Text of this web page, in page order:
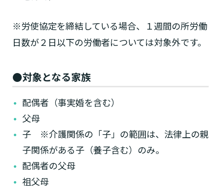
※労使協定を締結している場合、１週間の所労働
日数が２日以下の労働者については対象外です。
●対象となる家族
配偶者（事実婚を含む）
父母
子 ※介護関係の「子」の範囲は、法律上の親
子関係がある子（養子含む）のみ。
配偶者の父母
祖父母